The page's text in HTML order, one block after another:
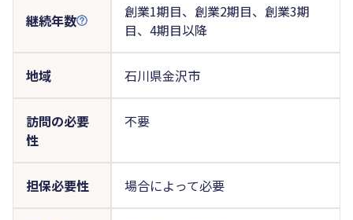
継続年数
創業1期目、創業2期目、創業3期
目、4期目以降
地域 石川県金沢市
訪問の必要
性
不要
担保必要性 場合によって必要